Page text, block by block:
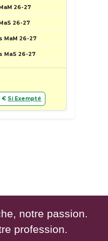
26-27
26-27
MaM 26-27
MaS 26-27
€ Si Exempté
notre passion.
profession.